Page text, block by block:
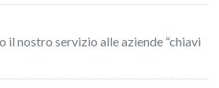
nostro servizio alle aziende “chiavi